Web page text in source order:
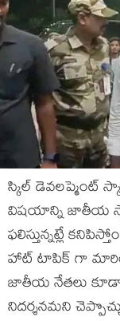
స్కిల్ డెవలప్మెంట్
విషయాన్ని జాతీయ
ఫలిస్తున్నట్లే
హాట్ టాపిక్ గా
జాతీయ నేతలు కూడా
నిదర్శనమని